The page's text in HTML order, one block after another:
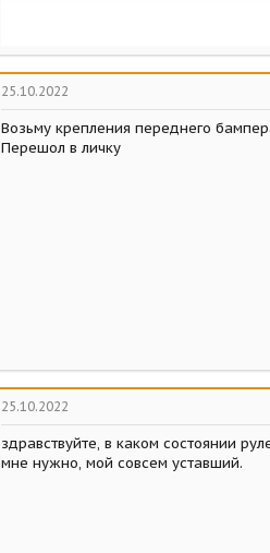
http://www.pobeda-club.ru/threads/novaja-
25.10.2022
Возьму крепления переднего
Перешол в личку
25.10.2022
здравствуйте, в каком состоянии
мне нужно, мой совсем уставший.